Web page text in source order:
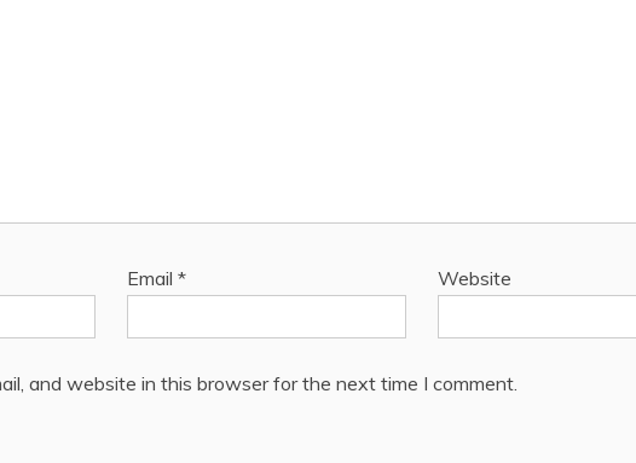
Email* Website
and website in this browser for the next time I comment.